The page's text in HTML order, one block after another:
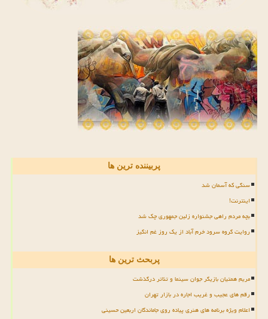
پربیننده ترین ها
سنگی که آسمان شد
اینترنت!
بچه مردم راهی جشنواره زلین جمهوری چک شد
روایت گروه سرود خرم آباد از یک روز غم انگیز
پربحث ترین ها
مریم همتیان بازیگر جوان سینما و تئاتر درگذشت
رقم های عجیب و غریب اجاره در بازار تهران
اعلام ویژه برنامه های هنری پیاده روی جاماندگان اربعین حسینی